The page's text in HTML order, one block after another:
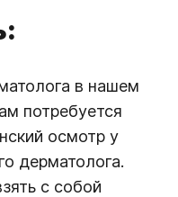
в нашем
потребуется
осмотр у
дерматолога.
с собой